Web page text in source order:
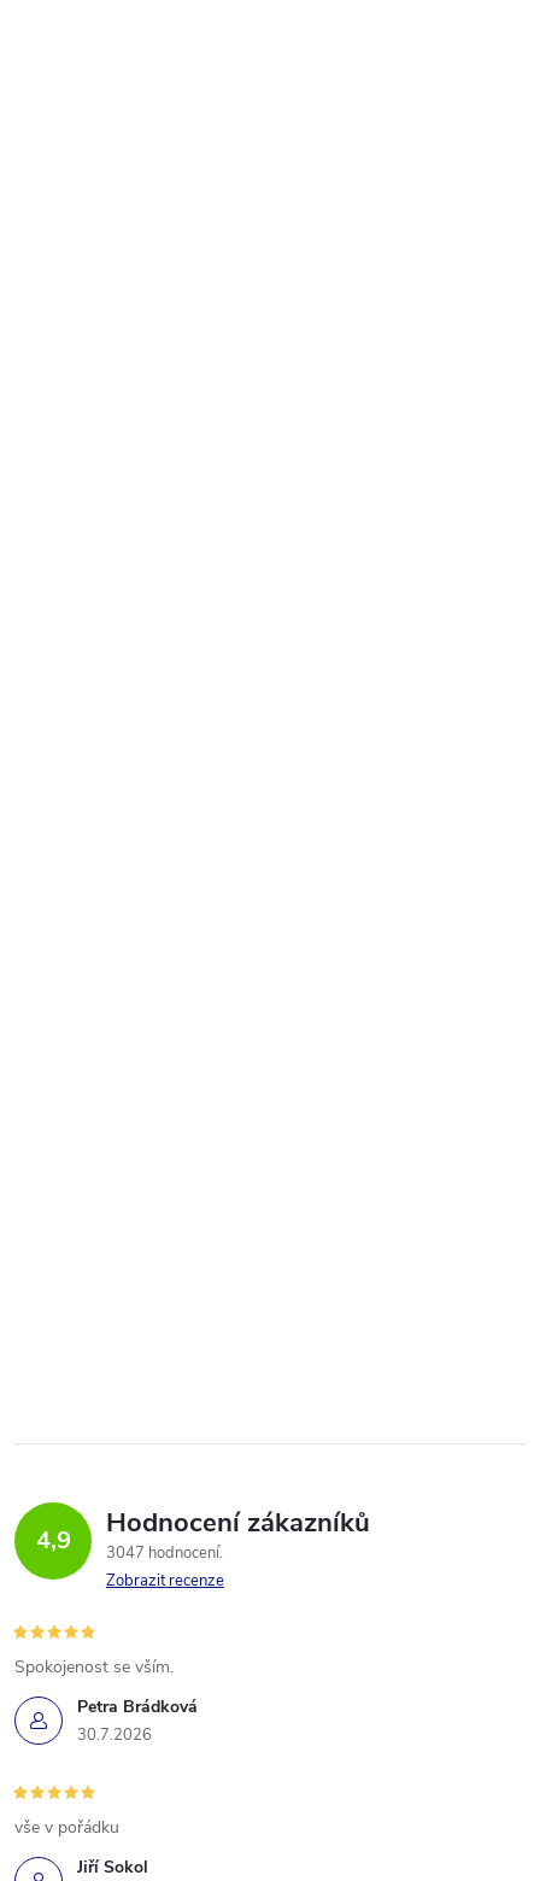
4,9 Hodnocení zákazníků
3047 hodnocení
Zobrazit recenze
Petra Brádková
30.7.2026
Spokojenost se vším.
Jiří Sokol
vše v pořádku